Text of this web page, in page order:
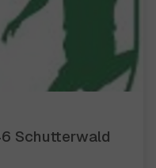
Schutterwald